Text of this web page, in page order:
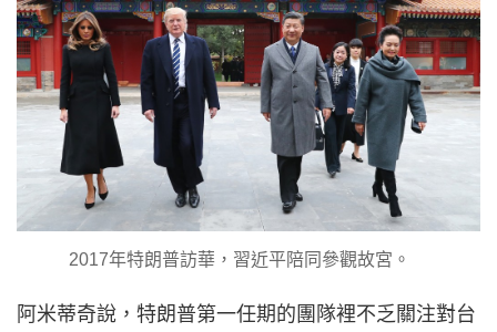
2017年特朗普訪華，習近平陪同參觀故宮。
阿米蒂奇說，特朗普第一任期的團隊裡不乏關注對台